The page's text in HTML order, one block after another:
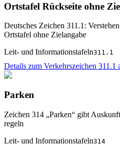
Ortstafel Rückseite ohne
Deutsches Zeichen 311.1:
Ortstafel ohne Zielangabe
Leit- und Informationstafeln311.1
Details zum Verkehrszeichen 311.1
Parken
Zeichen 314 „Parken“ gibt
regeln
Leit- und Informationstafeln314